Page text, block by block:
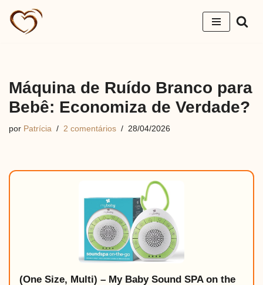
Pular
Máquina de Ruído Branco para
Bebê: Economiza de Verdade?
por Patrícia 2 comentários 28/04/2026
(One Size, Multi) – My Baby Sound SPA on the